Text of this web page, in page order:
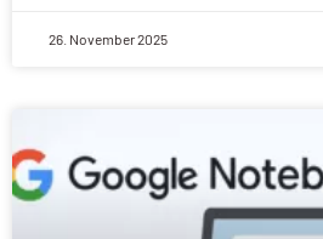
26. November 2025